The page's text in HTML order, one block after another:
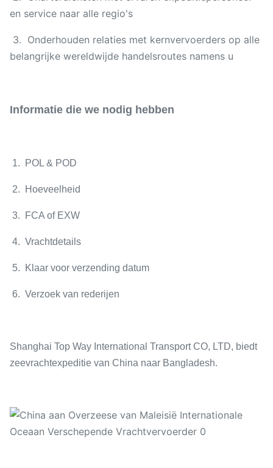
en service naar alle regio's
3. Onderhouden relaties met kernvervoerders op alle
belangrijke wereldwijde handelsroutes namens u
Informatie die we nodig hebben
1. POL & POD
2. Hoeveelheid
3. FCA of EXW
4. Vrachtdetails
5. Klaar voor verzending datum
6. Verzoek van rederijen
Shanghai Top Way International Transport CO, LTD, biedt
zeevrachtexpeditie van China naar Bangladesh.